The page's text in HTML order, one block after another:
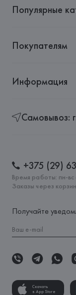
(Barcelona),
Популярные
Покупателям
Информация
Самовывоз:
+375 (29)
Время работы: пн-
Заказы через
Получайте
Скачать
в App Store